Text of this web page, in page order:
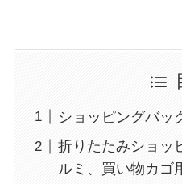
ショッピングバッ
折りたたみショッ
ルミ、買い物カゴ